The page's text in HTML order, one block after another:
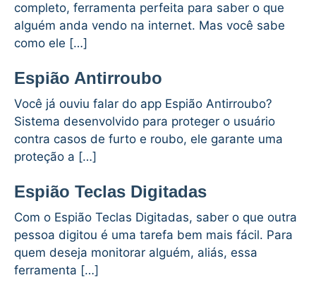
completo, ferramenta perfeita para saber o que
alguém anda vendo na internet. Mas você sabe
como ele […]
Espião Antirroubo
Você já ouviu falar do app Espião Antirroubo?
Sistema desenvolvido para proteger o usuário
contra casos de furto e roubo, ele garante uma
proteção a […]
Espião Teclas Digitadas
Com o Espião Teclas Digitadas, saber o que outra
pessoa digitou é uma tarefa bem mais fácil. Para
quem deseja monitorar alguém, aliás, essa
ferramenta […]